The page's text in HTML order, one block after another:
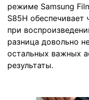
режиме Samsung
S85H
при
разница довольно
остальных важных
результаты.